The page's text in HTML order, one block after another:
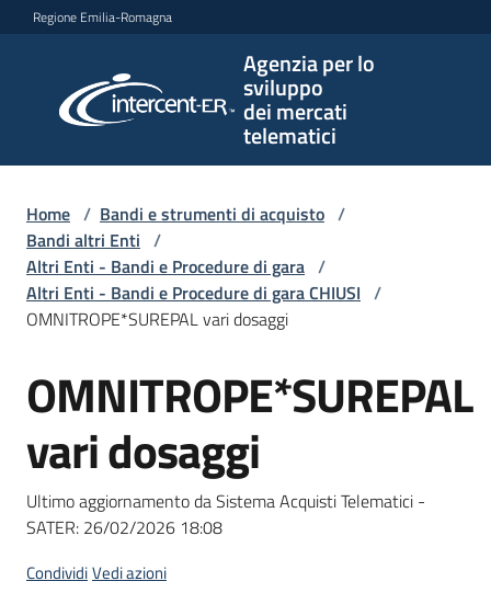
Vai al contenuto
Vai alla navigazione
Vai al footer
Regione Emilia-Romagna
Agenzia per lo
sviluppo
dei mercati
telematici
per lo
sviluppo
telematici
L'Agenzia
Bandi
strumenti
acquisto
Home / Bandi e strumenti di acquisto /
Bandi altri Enti /
Altri Enti - Bandi e Procedure di gara /
Altri Enti - Bandi e Procedure di gara CHIUSI /
OMNITROPE*SUREPAL vari dosaggi
Salta al contenuto
OMNITROPE*SUREPAL
vari dosaggi
Ultimo aggiornamento da Sistema Acquisti Telematici -
SATER: 26/02/2026 18:08
CondividiVedi azioni